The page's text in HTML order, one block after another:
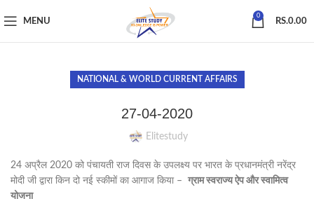
MENU
0
RS.0.00
NATIONAL & WORLD CURRENT AFFAIRS
27-04-2020
Elitestudy
24 अप्रैल 2020 को पंचायती राज दिवस के उपलक्ष्य पर भारत के प्रधानमंत्री नरेंद्र
मोदी जी द्वारा किन दो नई स्कीमों का आगाज किया – ग्रामस्वराज्यऐपऔरस्वामित्व
योजना